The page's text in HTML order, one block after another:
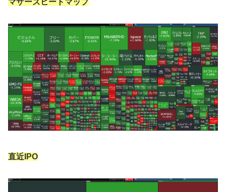
マザーズヒートマップ
直近IPO